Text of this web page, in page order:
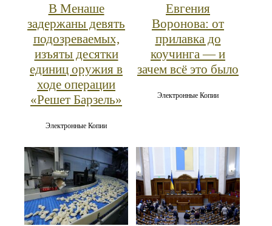
В Менаше
задержаны девять
подозреваемых,
изъяты десятки
единиц оружия в
ходе операции
«Решет Барзель»
Электронные Копии
Евгения
Воронова: от
прилавка до
коучинга — и
зачем всё это было
Электронные Копии